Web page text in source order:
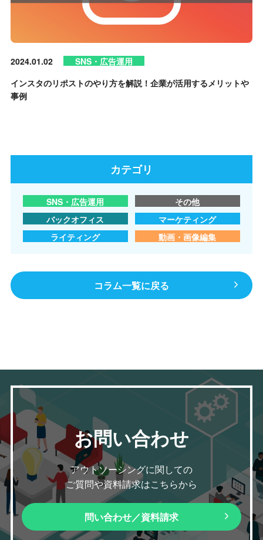
2024.01.02
SNS・広告運用
インスタのリポストのやり方を解説！企業が活用するメリットや
事例
カテゴリ
SNS・広告運用
その他
バックオフィス
マーケティング
ライティング
動画・画像編集
コラム一覧に戻る
お問い合わせ
アウトソーシングに関しての
ご質問や資料請求はこちらから
問い合わせ／資料請求